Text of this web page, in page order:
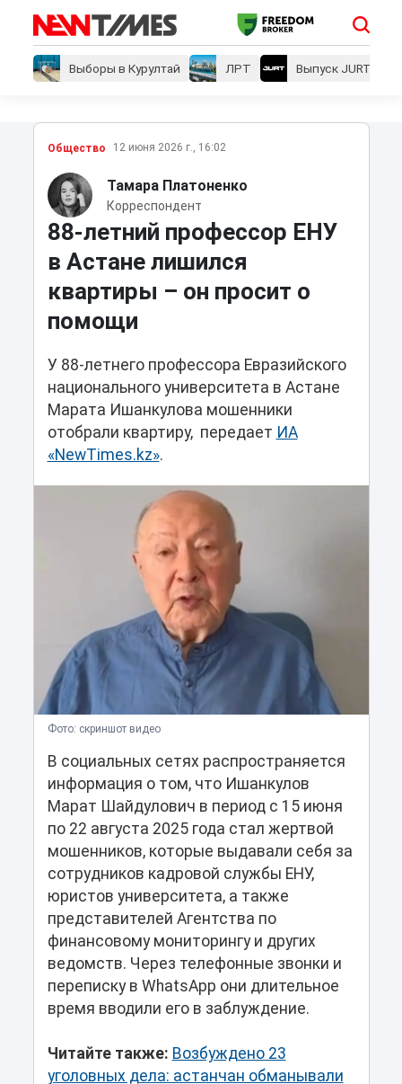
Выборы в Курултай ЛРТ Выпуск JURT
Общество 12 июня 2026 г., 16:02
Тамара Платоненко
Корреспондент
88-летний профессор ЕНУ
в Астане лишился
квартиры – он просит о
помощи
У 88-летнего профессора Евразийского
национального университета в Астане
Марата Ишанкулова мошенники
отобрали квартиру, передает ИА
«NewTimes.kz».
Фото: скриншот видео
В социальных сетях распространяется
информация о том, что Ишанкулов
Марат Шайдулович в период с 15 июня
по 22 августа 2025 года стал жертвой
мошенников, которые выдавали себя за
сотрудников кадровой службы ЕНУ,
юристов университета, а также
представителей Агентства по
финансовому мониторингу и других
ведомств. Через телефонные звонки и
переписку в WhatsApp они длительное
время вводили его в заблуждение.
Читайте также: Возбуждено 23
уголовных дела: астанчан обманывали